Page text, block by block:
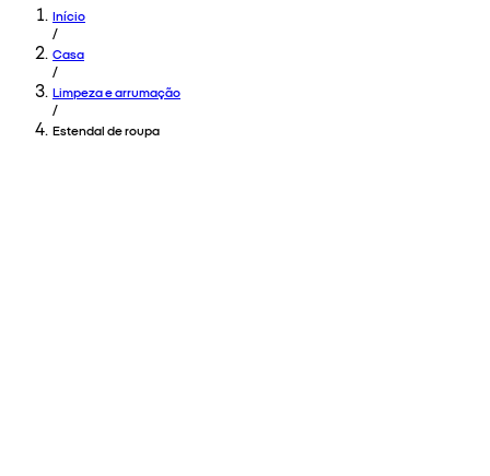
Início
/
Casa
/
Limpeza e arrumação
/
Estendal de roupa